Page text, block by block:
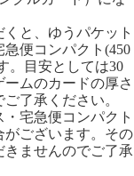
と、ゆうパケット
便コンパクト(450
。目安としては30
ムのカードの厚さ
了承ください。
宅急便コンパクト
がございます。その
ませんのでご了承